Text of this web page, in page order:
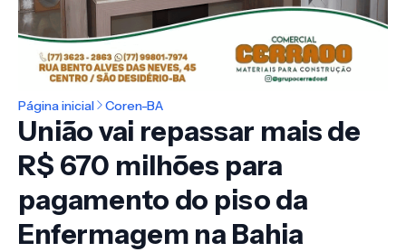
Página inicial Coren-BA
União vai repassar mais de
R$ 670 milhões para
pagamento do piso da
Enfermagem na Bahia